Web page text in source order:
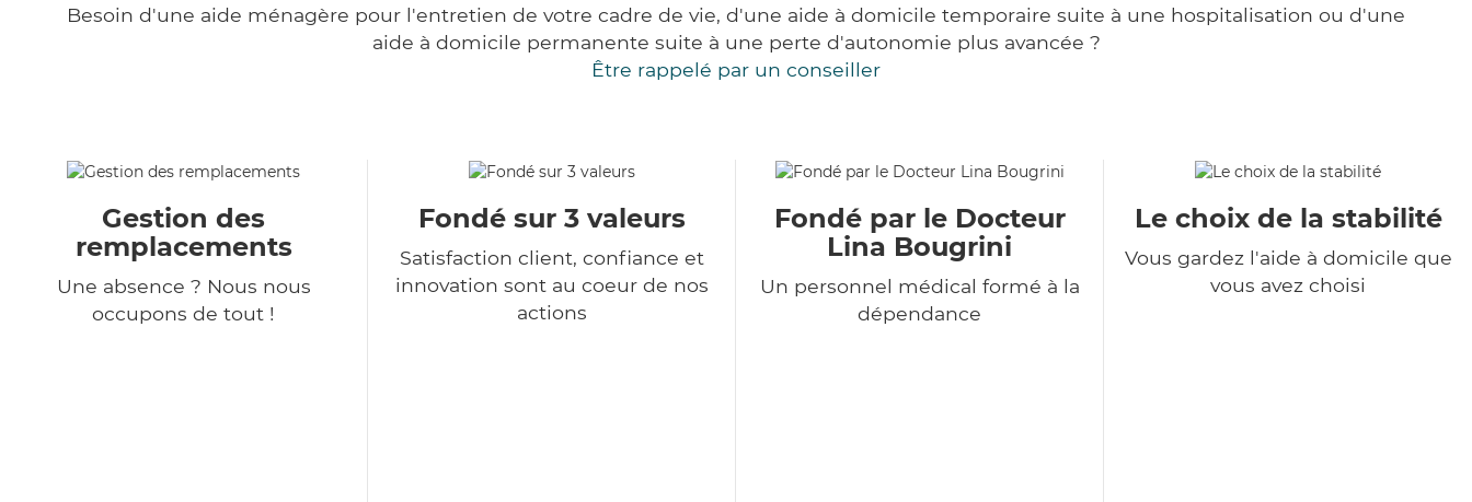
Besoin d'une aide ménagère pour l'entretien de votre cadre de vie, d'une aide à domicile temporaire suite à une hospitalisation ou d'une
aide à domicile permanente suite à une perte d'autonomie plus avancée ?
Être rappelé par un conseiller
Gestion des
remplacements
Une absence ? Nous nous
occupons de tout !
Fondé sur 3 valeurs
Satisfaction client, confiance et
innovation sont au coeur de nos
actions
Fondé par le Docteur
Lina Bougrini
Un personnel médical formé à la
dépendance
Le choix de la stabilité
Vous gardez l'aide à domicile que
vous avez choisi